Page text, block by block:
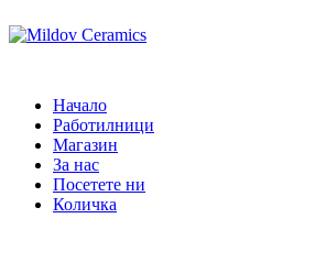
Начало
Работилници
Магазин
За нас
Посетете ни
Количка